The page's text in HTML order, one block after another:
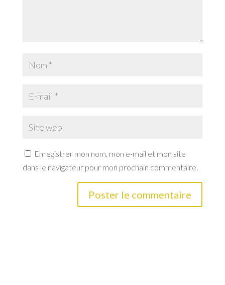
Enregistrer mon nom, mon e-mail et mon site
dans le navigateur pour mon prochain commentaire.